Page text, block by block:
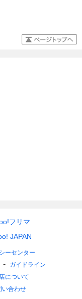
フリマ
JAPAN
ーセンター
ガイドライン
について
い合わせ